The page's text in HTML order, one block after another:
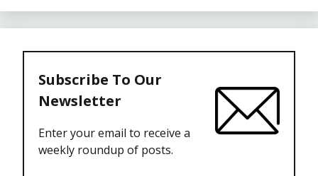
Subscribe To Our
Newsletter
Enter your email to receive a
weekly roundup of posts.